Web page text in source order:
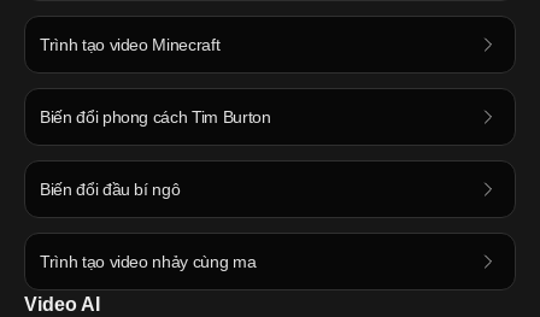
Trình tạo video Minecraft
Biến đổi phong cách Tim Burton
Biến đổi đầu bí ngô
Trình tạo video nhảy cùng ma
Video AI